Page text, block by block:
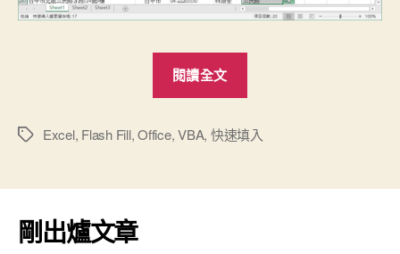
閱讀全文
入
Excel
標
Excel, Flash Fill,Office,VBA, 快速填入
剛出爐文章